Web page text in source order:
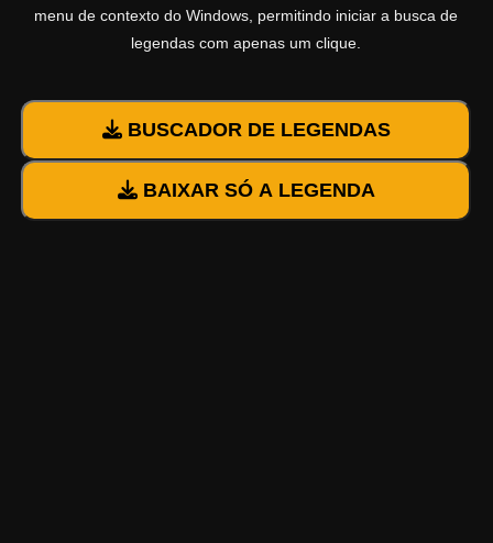
menu de contexto do Windows, permitindo iniciar a busca de
legendas com apenas um clique.
BUSCADOR DE LEGENDAS
BAIXAR SÓ A LEGENDA